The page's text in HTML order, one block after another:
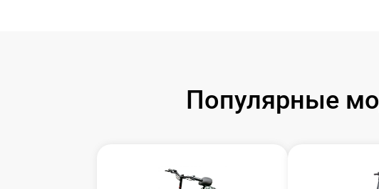
Популярные